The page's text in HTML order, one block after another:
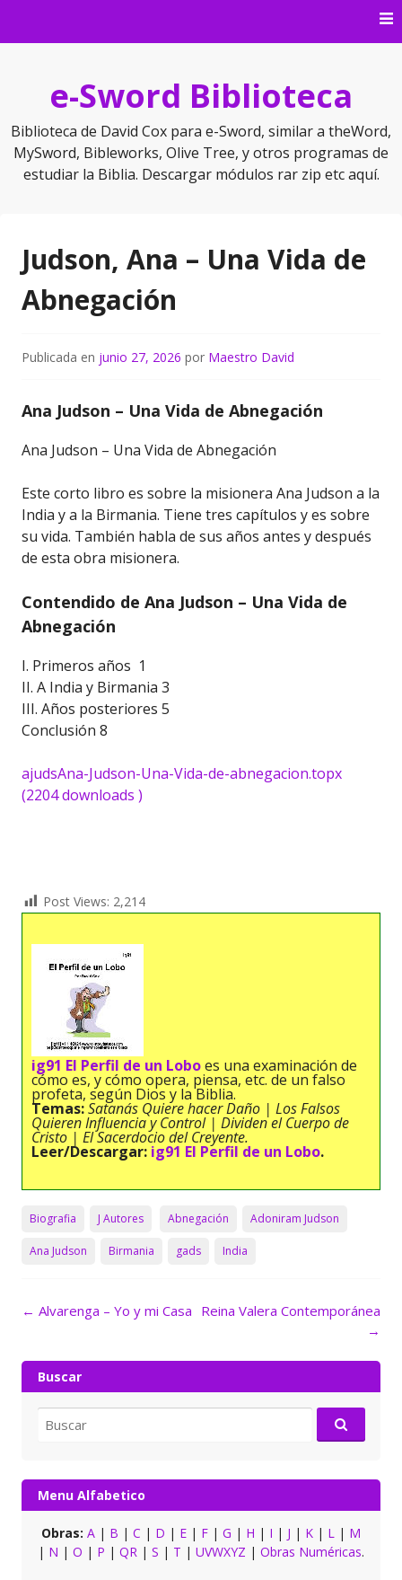
e-Sword Biblioteca
Biblioteca de David Cox para e-Sword, similar a theWord,
MySword, Bibleworks, Olive Tree, y otros programas de
estudiar la Biblia. Descargar módulos rar zip etc aquí.
Judson, Ana – Una Vida de
Abnegación
Publicada en junio 27, 2026 por Maestro David
Ana Judson – Una Vida de Abnegación
Ana Judson – Una Vida de Abnegación
Este corto libro es sobre la misionera Ana Judson a la
India y a la Birmania. Tiene tres capítulos y es sobre
su vida. También habla de sus años antes y después
de esta obra misionera.
Contendido de Ana Judson – Una Vida de
Abnegación
I. Primeros años 1
II. A India y Birmania 3
III. Años posteriores 5
Conclusión 8
ajudsAna-Judson-Una-Vida-de-abnegacion.topx
(2204 downloads )
Post Views: 2,214
ig91 El Perfil de un Loboes una examinación de
cómo es, y cómo opera, piensa, etc. de un falso
profeta, según Dios y la Biblia.
Temas:Satanás Quiere hacer Daño | Los Falsos
Quieren Influencia y Control | Dividen el Cuerpo de
Cristo | El Sacerdocio del Creyente.
Leer/Descargar: ig91 El Perfil de un Lobo.
Biografia J Autores Abnegación Adoniram Judson
Ana Judson Birmania gads India
Navegación
← Alvarenga – Yo y mi Casa Reina Valera Contemporánea
→
Buscar
por:
Menu Alfabetico
Obras: A | B | C | D | E | F | G | H | I | J | K | L | M
| N | O | P | QR | S | T | UVWXYZ | Obras Numéricas.